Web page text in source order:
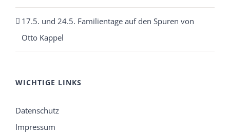
17.5. und 24.5. Familientage auf den Spuren von
Otto Kappel
WICHTIGE LINKS
Datenschutz
Impressum